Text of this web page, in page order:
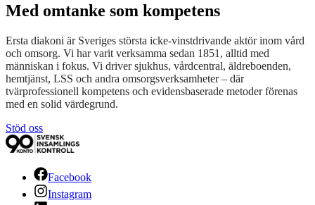
Med omtanke som kompetens
Ersta diakoni är Sveriges största icke-vinstdrivande aktör inom vård
och omsorg. Vi har varit verksamma sedan 1851, alltid med
människan i fokus. Vi driver sjukhus, vårdcentral, äldreboenden,
hemtjänst, LSS och andra omsorgsverksamheter – där
tvärprofessionell kompetens och evidensbaserade metoder förenas
med en solid värdegrund.
Stöd oss
Facebook
Instagram